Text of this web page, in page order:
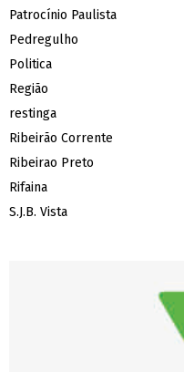
Patrocínio Paulista
Pedregulho
Politica
Região
restinga
Ribeirão Corrente
Ribeirao Preto
Rifaina
S.J.B. Vista